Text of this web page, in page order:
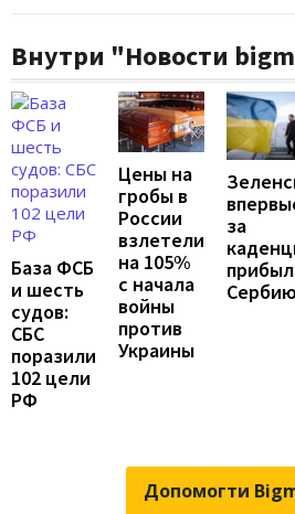
Внутри "Новости
База ФСБ
и шесть
судов:
СБС
поразили
102 цели
РФ
Цены на
гробы в
России
взлетели
на 105%
с начала
войны
против
Украины
за
Сербию
Допомогти